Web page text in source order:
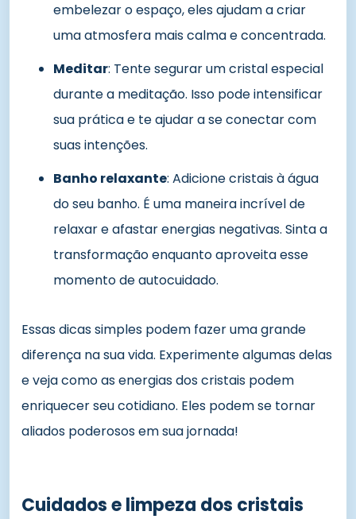
embelezar o espaço, eles ajudam a criar
uma atmosfera mais calma e concentrada.
Meditar: Tente segurar um cristal especial
durante a meditação. Isso pode intensificar
sua prática e te ajudar a se conectar com
suas intenções.
Banho relaxante: Adicione cristais à água
do seu banho. É uma maneira incrível de
relaxar e afastar energias negativas. Sinta a
transformação enquanto aproveita esse
momento de autocuidado.
Essas dicas simples podem fazer uma grande
diferença na sua vida. Experimente algumas delas
e veja como as energias dos cristais podem
enriquecer seu cotidiano. Eles podem se tornar
aliados poderosos em sua jornada!
Cuidados e limpeza dos cristais